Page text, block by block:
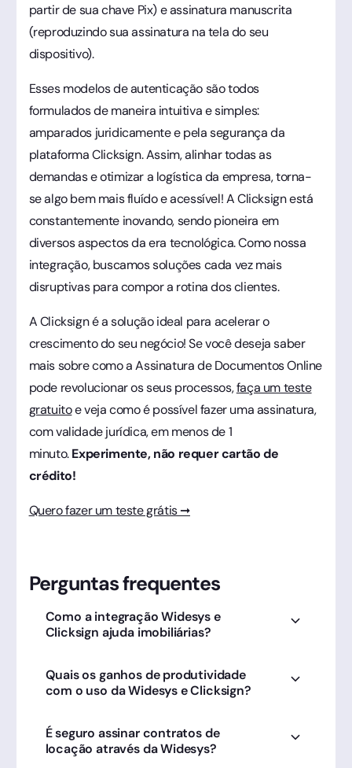
partir de sua chave Pix) e assinatura manuscrita
(reproduzindo sua assinatura na tela do seu
dispositivo).
Esses modelos de autenticação são todos
formulados de maneira intuitiva e simples:
amparados juridicamente e pela segurança da
plataforma Clicksign. Assim, alinhar todas as
demandas e otimizar a logística da empresa, torna-
se algo bem mais fluído e acessível! A Clicksign está
constantemente inovando, sendo pioneira em
diversos aspectos da era tecnológica. Como nossa
integração, buscamos soluções cada vez mais
disruptivas para compor a rotina dos clientes.
A Clicksign é a solução ideal para acelerar o
crescimento do seu negócio! Se você deseja saber
mais sobre como a Assinatura de Documentos Online
pode revolucionar os seus processos,faça um teste
gratuitoe veja como é possível fazer uma assinatura,
com validade jurídica, em menos de 1
minuto.Experimente, não requer cartão de
crédito!
Quero fazer um teste grátis ➞
Perguntas frequentes
Como a integração Widesys e
Clicksign ajuda imobiliárias?
permitindo que corretores gerem e coletem
assinaturas de contratos direto do sistema de
Quais os ganhos de produtividade
com o uso da Widesys e Clicksign?
eliminando a necessidade de deslocamentos
físicos e reconhecimento de firma para
É seguro assinar contratos de
locação através da Widesys?